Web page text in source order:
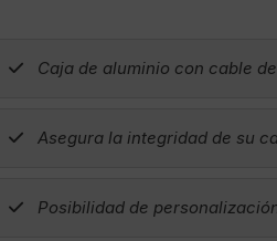
Caja de aluminio con cable
Asegura la integridad de su
Posibilidad de